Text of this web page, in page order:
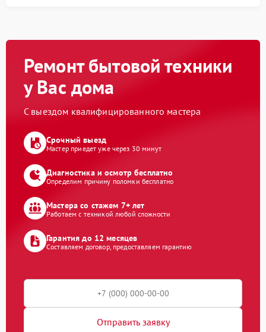
Ремонт бытовой техники
у Вас дома
С выездом квалифицированного мастера
Срочный выезд
Мастер приедет уже через 30 минут
Диагностика и осмотр бесплатно
Определим причину поломки бесплатно
Мастера со стажем 7+ лет
Работаем с техникой любой сложности
Гарантия до 12 месяцев
Составляем договор, предоставляем гарантию
Отправить заявку